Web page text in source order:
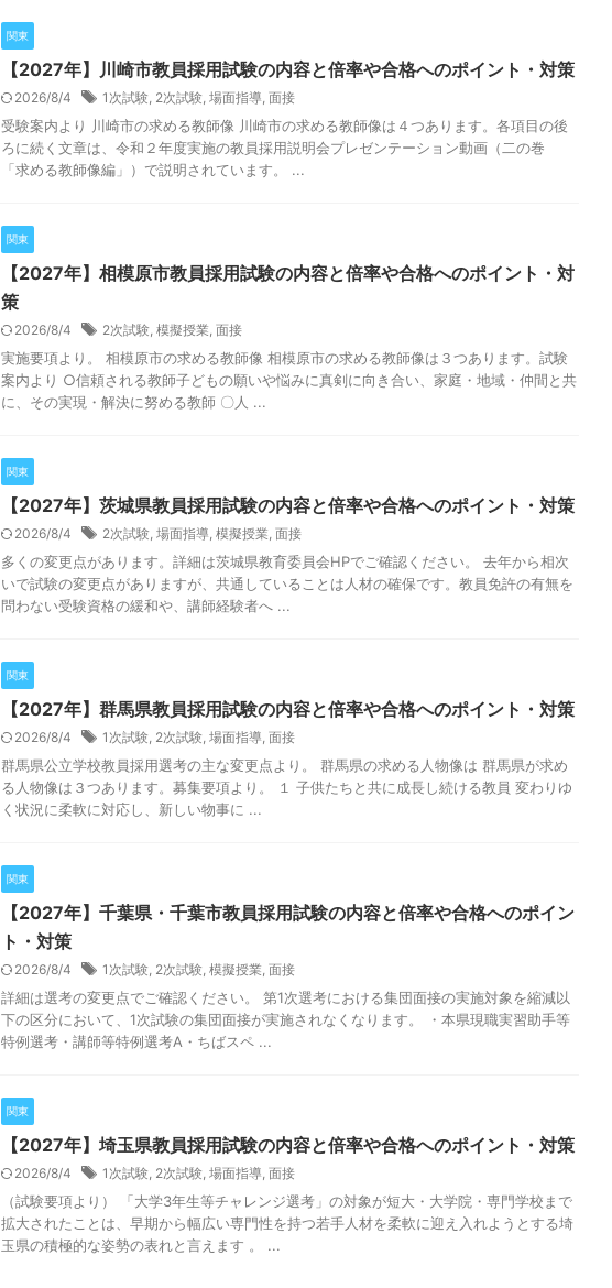
関東
【2027年】川崎市教員採用試験の内容と倍率や合格へのポイント・対策
2026/8/4 1次試験, 2次試験, 場面指導, 面接
受験案内より 川崎市の求める教師像 川崎市の求める教師像は４つあります。各項目の後
ろに続く文章は、令和２年度実施の教員採用説明会プレゼンテーション動画（二の巻
「求める教師像編」）で説明されています。 ...
関東
【2027年】相模原市教員採用試験の内容と倍率や合格へのポイント・対
策
2026/8/4 2次試験, 模擬授業, 面接
実施要項より。 相模原市の求める教師像 相模原市の求める教師像は３つあります。試験
案内より ○信頼される教師子どもの願いや悩みに真剣に向き合い、家庭・地域・仲間と共
に、その実現・解決に努める教師 〇人 ...
関東
【2027年】茨城県教員採用試験の内容と倍率や合格へのポイント・対策
2026/8/4 2次試験, 場面指導, 模擬授業, 面接
多くの変更点があります。詳細は茨城県教育委員会HPでご確認ください。 去年から相次
いで試験の変更点がありますが、共通していることは人材の確保です。教員免許の有無を
問わない受験資格の緩和や、講師経験者へ ...
関東
【2027年】群馬県教員採用試験の内容と倍率や合格へのポイント・対策
2026/8/4 1次試験, 2次試験, 場面指導, 面接
群馬県公立学校教員採用選考の主な変更点より。 群馬県の求める人物像は 群馬県が求め
る人物像は３つあります。募集要項より。 １ 子供たちと共に成長し続ける教員 変わりゆ
く状況に柔軟に対応し、新しい物事に ...
関東
【2027年】千葉県・千葉市教員採用試験の内容と倍率や合格へのポイン
ト・対策
2026/8/4 1次試験, 2次試験, 模擬授業, 面接
詳細は選考の変更点でご確認ください。 第1次選考における集団面接の実施対象を縮減以
下の区分において、1次試験の集団面接が実施されなくなります。 ・本県現職実習助手等
特例選考・講師等特例選考A・ちばスペ ...
関東
【2027年】埼玉県教員採用試験の内容と倍率や合格へのポイント・対策
2026/8/4 1次試験, 2次試験, 場面指導, 面接
（試験要項より） 「大学3年生等チャレンジ選考」の対象が短大・大学院・専門学校まで
拡大されたことは、早期から幅広い専門性を持つ若手人材を柔軟に迎え入れようとする埼
玉県の積極的な姿勢の表れと言えます 。 ...